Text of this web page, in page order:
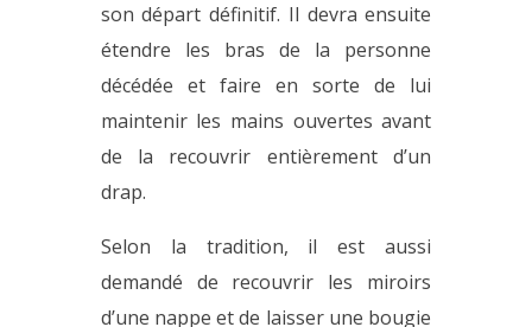
son départ définitif. Il devra ensuite
étendre les bras de la personne
décédée et faire en sorte de lui
maintenir les mains ouvertes avant
de la recouvrir entièrement d’un
drap.
Selon la tradition, il est aussi
demandé de recouvrir les miroirs
d’une nappe et de laisser une bougie